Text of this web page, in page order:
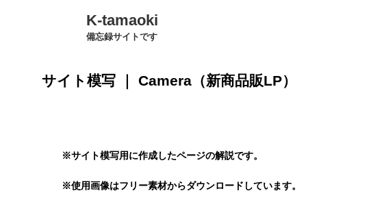
K-tamaoki
備忘録サイトです
サイト模写 ｜ Camera（新商品販LP）
※サイト模写用に作成したページの解説です。
※使用画像はフリー素材からダウンロードしています。